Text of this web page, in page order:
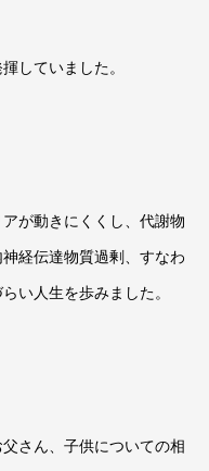
していました。
が動きにくくし、代謝物
経伝達物質過剰、すなわ
い人生を歩みました。
さん、子供についての相